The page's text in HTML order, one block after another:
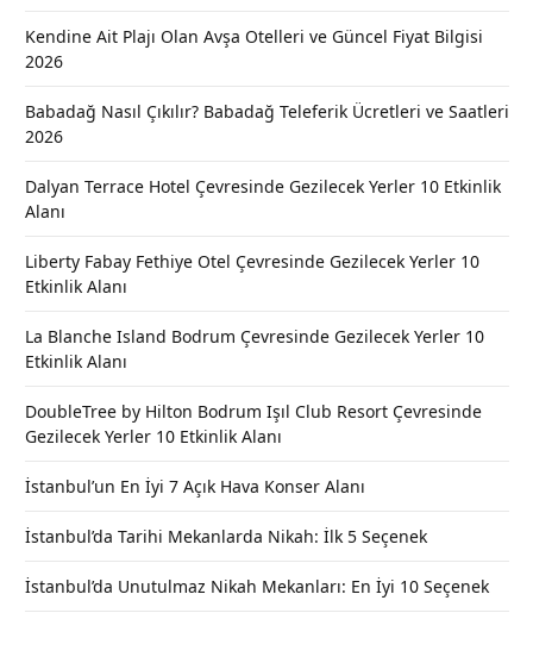
Kendine Ait Plajı Olan Avşa Otelleri ve Güncel Fiyat Bilgisi
2026
Babadağ Nasıl Çıkılır? Babadağ Teleferik Ücretleri ve Saatleri
2026
Dalyan Terrace Hotel Çevresinde Gezilecek Yerler 10 Etkinlik
Alanı
Liberty Fabay Fethiye Otel Çevresinde Gezilecek Yerler 10
Etkinlik Alanı
La Blanche Island Bodrum Çevresinde Gezilecek Yerler 10
Etkinlik Alanı
DoubleTree by Hilton Bodrum Işıl Club Resort Çevresinde
Gezilecek Yerler 10 Etkinlik Alanı
İstanbul’un En İyi 7 Açık Hava Konser Alanı
İstanbul’da Tarihi Mekanlarda Nikah: İlk 5 Seçenek
İstanbul’da Unutulmaz Nikah Mekanları: En İyi 10 Seçenek